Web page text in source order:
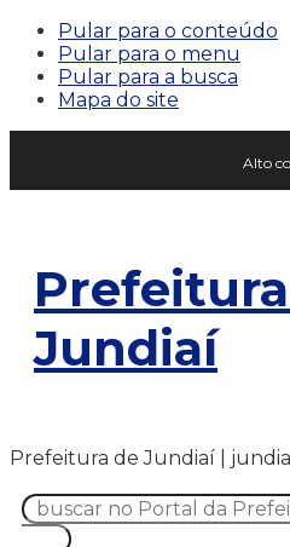
Pular para o conteúdo
Pular para o menu
Pular para a busca
Mapa do site
Alto
Jundiaí
Prefeitura de Jundiaí |